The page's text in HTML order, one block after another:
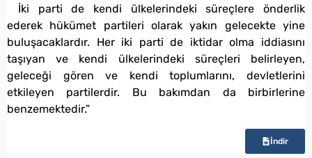
İki parti de kendi ülkelerindeki süreçlere önderlik
ederek hükümet partileri olarak yakın gelecekte yine
buluşacaklardır. Her iki parti de iktidar olma iddiasını
taşıyan ve kendi ülkelerindeki süreçleri belirleyen,
geleceği gören ve kendi toplumlarını, devletlerini
etkileyen partilerdir. Bu bakımdan da birbirlerine
benzemektedir.”
İndir